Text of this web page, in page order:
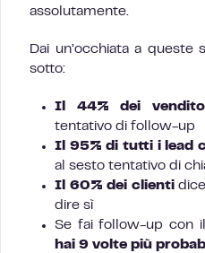
assolutamente.
Dai un’occhiata a queste
sotto:
Il 44% dei
tentativo di follow-up
Il 95% di tutti i lead
al sesto tentativo di
Il 60% dei clientidice
dire sì
Se fai follow-up con
hai 9 volte più